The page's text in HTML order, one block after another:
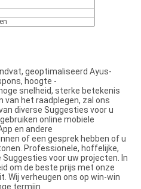
geoptimaliseerd Ayus-
hoogte -
snelheid, sterke betekenis
van het raadplegen, zal ons
diverse Suggesties voor u
online mobiele
en andere
of een gesprek hebben of u
Professionele, hoffelijke,
voor uw projecten. In
om de beste prijs met onze
Wij verheugen ons op win-win
termijn